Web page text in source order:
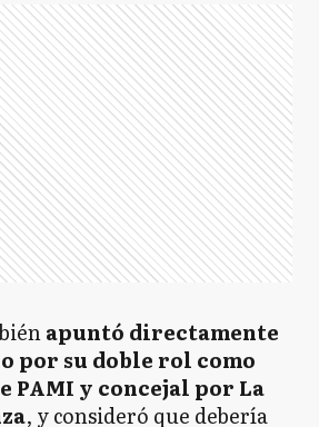
apuntó directamente
por su doble rol como
PAMI y concejal por La
, y consideró que debería